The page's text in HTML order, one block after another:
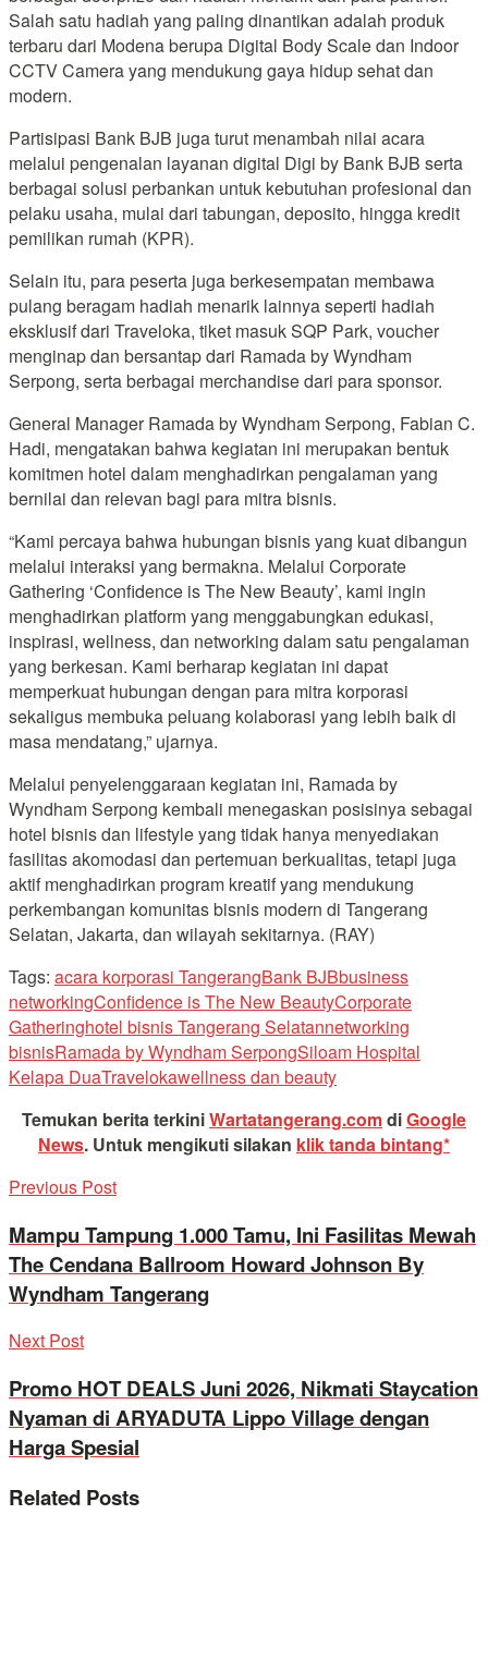
Salah satu hadiah yang paling dinantikan adalah produk
terbaru dari Modena berupa Digital Body Scale dan Indoor
CCTV Camera yang mendukung gaya hidup sehat dan
modern.
Partisipasi Bank BJB juga turut menambah nilai acara
melalui pengenalan layanan digital Digi by Bank BJB serta
berbagai solusi perbankan untuk kebutuhan profesional dan
pelaku usaha, mulai dari tabungan, deposito, hingga kredit
pemilikan rumah (KPR).
Selain itu, para peserta juga berkesempatan membawa
pulang beragam hadiah menarik lainnya seperti hadiah
eksklusif dari Traveloka, tiket masuk SQP Park, voucher
menginap dan bersantap dari Ramada by Wyndham
Serpong, serta berbagai merchandise dari para sponsor.
General Manager Ramada by Wyndham Serpong, Fabian C.
Hadi, mengatakan bahwa kegiatan ini merupakan bentuk
komitmen hotel dalam menghadirkan pengalaman yang
bernilai dan relevan bagi para mitra bisnis.
“Kami percaya bahwa hubungan bisnis yang kuat dibangun
melalui interaksi yang bermakna. Melalui Corporate
Gathering ‘Confidence is The New Beauty’, kami ingin
menghadirkan platform yang menggabungkan edukasi,
inspirasi, wellness, dan networking dalam satu pengalaman
yang berkesan. Kami berharap kegiatan ini dapat
memperkuat hubungan dengan para mitra korporasi
sekaligus membuka peluang kolaborasi yang lebih baik di
masa mendatang,” ujarnya.
Melalui penyelenggaraan kegiatan ini, Ramada by
Wyndham Serpong kembali menegaskan posisinya sebagai
hotel bisnis dan lifestyle yang tidak hanya menyediakan
fasilitas akomodasi dan pertemuan berkualitas, tetapi juga
aktif menghadirkan program kreatif yang mendukung
perkembangan komunitas bisnis modern di Tangerang
Selatan, Jakarta, dan wilayah sekitarnya. (RAY)
Tags: acara korporasi TangerangBank BJBbusiness
networkingConfidence is The New BeautyCorporate
Gatheringhotel bisnis Tangerang Selatannetworking
bisnisRamada by Wyndham SerpongSiloam Hospital
Kelapa DuaTravelokawellness dan beauty
Temukan berita terkiniWartatangerang.comdiGoogle
News. Untuk mengikuti silakan klik tanda bintang*
Previous Post
Mampu Tampung 1.000 Tamu, Ini Fasilitas Mewah
The Cendana Ballroom Howard Johnson By
Wyndham Tangerang
Next Post
Promo HOT DEALS Juni 2026, Nikmati Staycation
Nyaman di ARYADUTA Lippo Village dengan
Harga Spesial
Related Posts